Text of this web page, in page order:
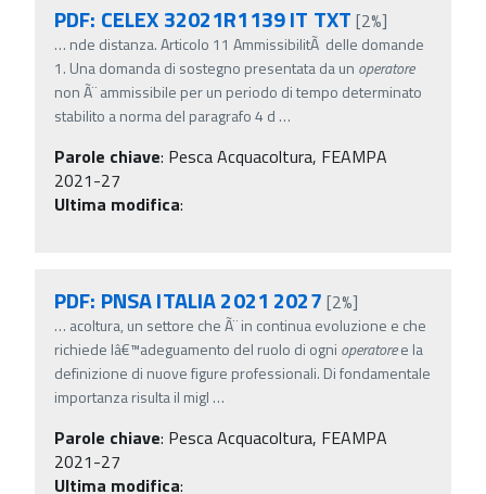
PDF: CELEX 32021R1139 IT TXT [2%]
… nde distanza. Articolo 11 AmmissibilitÃ delle domande
1. Una domanda di sostegno presentata da un operatore
non Ã¨ ammissibile per un periodo di tempo determinato
stabilito a norma del paragrafo 4 d …
Parole chiave: Pesca Acquacoltura, FEAMPA
2021-27
Ultima modifica:
PDF: PNSA ITALIA 2021 2027 [2%]
… acoltura, un settore che Ã¨ in continua evoluzione e che
richiede lâ€™adeguamento del ruolo di ogni operatoree la
definizione di nuove figure professionali. Di fondamentale
importanza risulta il migl …
Parole chiave: Pesca Acquacoltura, FEAMPA
2021-27
Ultima modifica: